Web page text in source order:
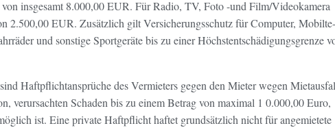
insgesamt 8.000,00 EUR. Für Radio, TV, Foto -und Film/Vi­deokamera
2.500,00 EUR. Zusätzlich gilt Versicherungsschutz für Computer, Mobilte­
und sonstige Sportgeräte bis zu einer Höchstentschädigungsgrenze
Haftpflichtansprüche des Vermieters gegen den Mieter wegen
verursachten Schaden bis zu einem Betrag von maximal 1 0.000,00 Euro,
ist. Eine private Haftpflicht haftet grundsätzlich nicht für angemietete